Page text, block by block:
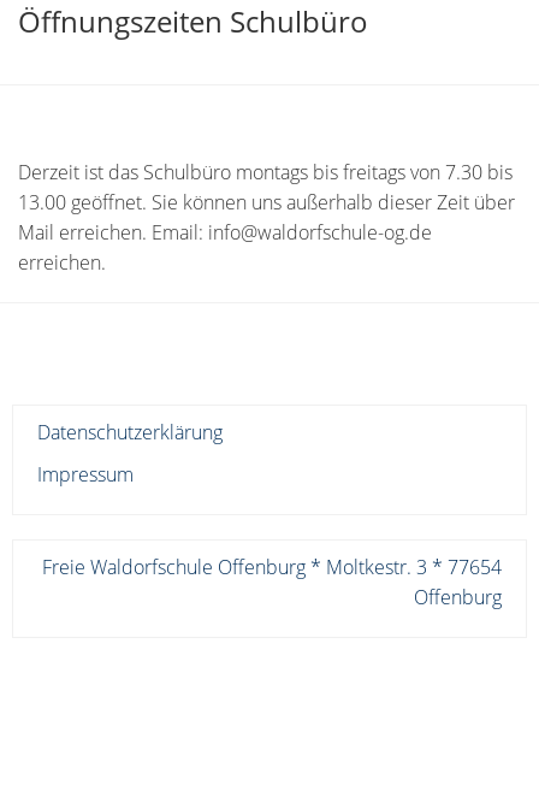
Öffnungszeiten Schulbüro
Derzeit ist das Schulbüro montags bis freitags von 7.30 bis
13.00 geöffnet. Sie können uns außerhalb dieser Zeit über
Mail erreichen. Email: info@waldorfschule-og.de
erreichen.
Datenschutzerklärung
Impressum
Freie Waldorfschule Offenburg * Moltkestr. 3 * 77654
Offenburg